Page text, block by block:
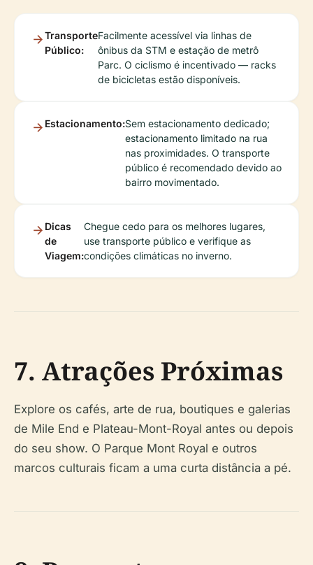
Transporte
Público:
Facilmente acessível via linhas de
ônibus da STM e estação de metrô
Parc. O ciclismo é incentivado — racks
de bicicletas estão disponíveis.
Estacionamento:Sem estacionamento dedicado;
estacionamento limitado na rua
nas proximidades. O transporte
público é recomendado devido ao
bairro movimentado.
Dicas
de
Viagem:
Chegue cedo para os melhores lugares,
use transporte público e verifique as
condições climáticas no inverno.
7. Atrações Próximas
Explore os cafés, arte de rua, boutiques e galerias
de Mile End e Plateau-Mont-Royal antes ou depois
do seu show. O Parque Mont Royal e outros
marcos culturais ficam a uma curta distância a pé.